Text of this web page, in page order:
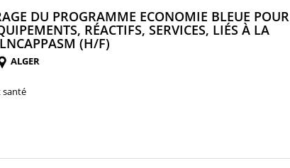
DU PROGRAMME ECONOMIE BLEUE POUR
RÉACTIFS, SERVICES, LIÉS À LA
(H/F)
ALGER
santé